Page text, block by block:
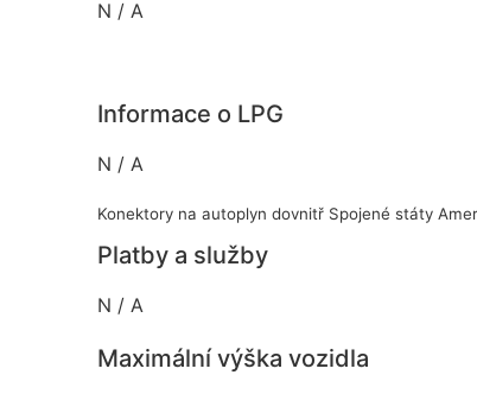
N / A
Informace o LPG
N / A
Konektory na autoplyn dovnitř Spojené státy
Platby a služby
N / A
Maximální výška vozidla